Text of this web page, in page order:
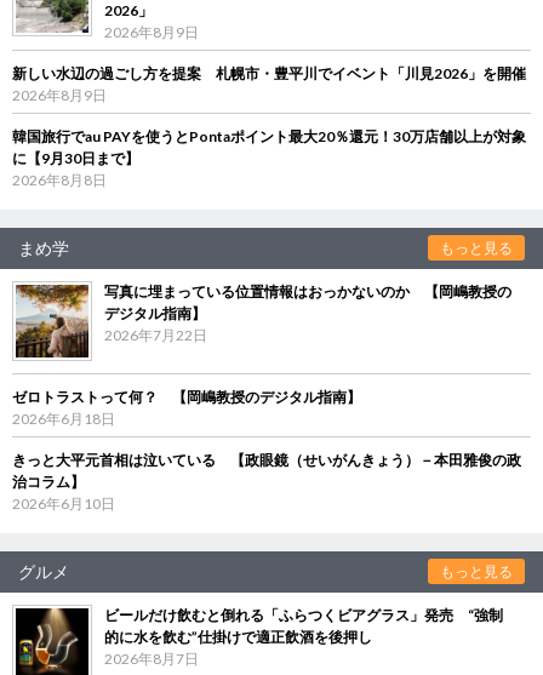
2026」
2026年8月9日
新しい水辺の過ごし方を提案 札幌市・豊平川でイベント「川見2026」を開催
2026年8月9日
韓国旅行でau PAYを使うとPontaポイント最大20％還元！30万店舗以上が対象
に【9月30日まで】
2026年8月8日
まめ学 もっと見る
写真に埋まっている位置情報はおっかないのか 【岡嶋教授の
デジタル指南】
2026年7月22日
ゼロトラストって何？ 【岡嶋教授のデジタル指南】
2026年6月18日
きっと大平元首相は泣いている 【政眼鏡（せいがんきょう）－本田雅俊の政
治コラム】
2026年6月10日
グルメ もっと見る
ビールだけ飲むと倒れる「ふらつくビアグラス」発売 “強制
的に水を飲む”仕掛けで適正飲酒を後押し
2026年8月7日